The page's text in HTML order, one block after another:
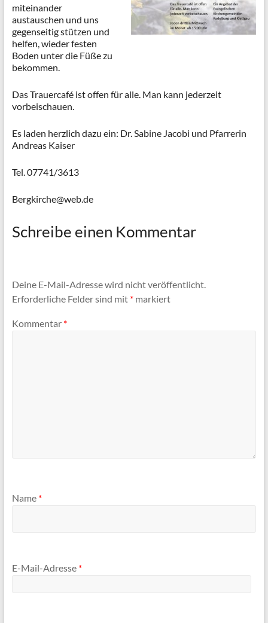
miteinander
austauschen und uns
gegenseitig stützen und
helfen, wieder festen
Boden unter die Füße zu
bekommen.
Das Trauercafé ist offen für alle. Man kann jederzeit
vorbeischauen.
Es laden herzlich dazu ein: Dr. Sabine Jacobi und Pfarrerin
Andreas Kaiser
Tel. 07741/3613
Bergkirche@web.de
Schreibe einen Kommentar
Deine E-Mail-Adresse wird nicht veröffentlicht.
Erforderliche Felder sind mit *markiert
Kommentar *
Name *
E-Mail-Adresse *